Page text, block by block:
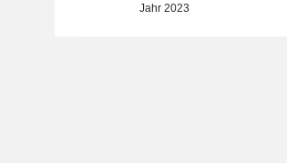
Jahr 2023